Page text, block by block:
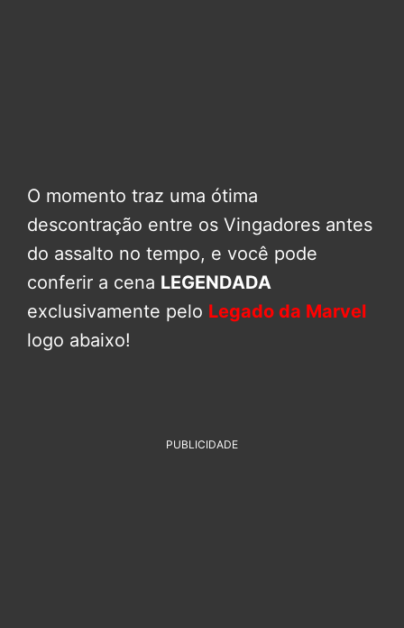
O momento traz uma ótima
descontração entre os Vingadores antes
do assalto no tempo, e você pode
conferir a cena LEGENDADA
exclusivamente pelo Legado da Marvel
logo abaixo!
PUBLICIDADE